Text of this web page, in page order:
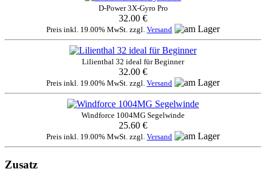
D-Power 3X-Gyro Pro
32.00 €
Preis inkl. 19.00% MwSt. zzgl. Versand
Lilienthal 32 ideal für Beginner
32.00 €
Preis inkl. 19.00% MwSt. zzgl. Versand
Windforce 1004MG Segelwinde
25.60 €
Preis inkl. 19.00% MwSt. zzgl. Versand
Zusatz